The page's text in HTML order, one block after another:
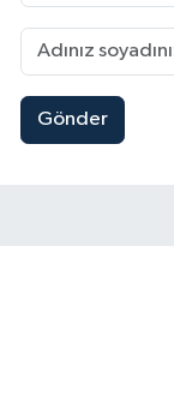
Gönder